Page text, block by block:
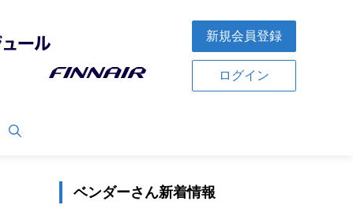
新規会員登録
ログイン
ベンダーさん新着情報